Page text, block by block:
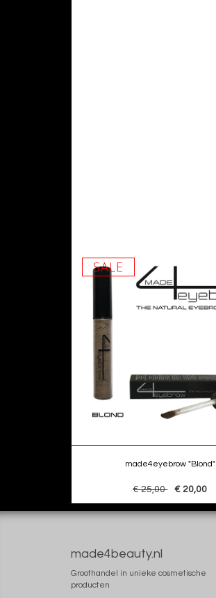
SALE
made4eyebrow "Blond"
€ 25,00 € 20,00
made4beauty.nl
Groothandel in unieke cosmetische
producten